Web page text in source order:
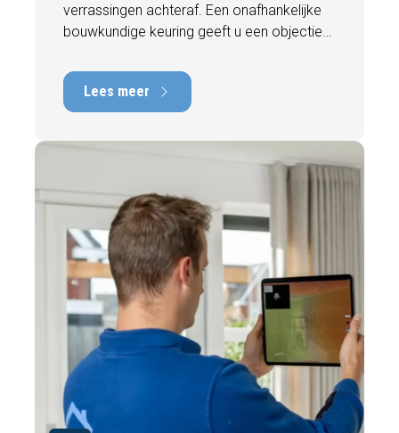
verrassingen achteraf. Een onafhankelijke
bouwkundige keuring geeft u een objectief
woning, inclusief eventuele gebreken,
onderhoudspunten en te verwachten
herstelkosten. In deze blog leest u waarom
onafhankelijkheid zo belangrijk is en hoe
een deskundige bouwkundige inspectie u
helpt om met vertrouwen een woning te
kopen of te verkopen.
Lees meer